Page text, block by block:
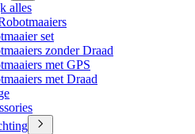
alles
set
zonder Draad
met GPS
met Draad